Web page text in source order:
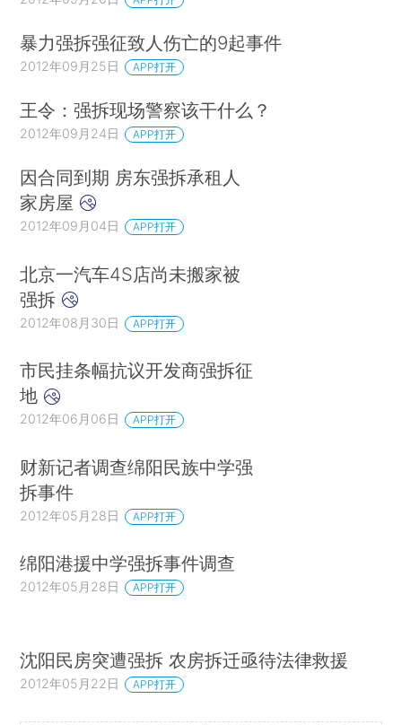
暴力强拆强征致人伤亡的9起事件
2012年09月25日 APP打开
王令：强拆现场警察该干什么？
2012年09月24日 APP打开
因合同到期 房东强拆承租人
家房屋
2012年09月04日 APP打开
北京一汽车4S店尚未搬家被
强拆
2012年08月30日 APP打开
市民挂条幅抗议开发商强拆征
地
2012年06月06日 APP打开
财新记者调查绵阳民族中学强
拆事件
2012年05月28日 APP打开
绵阳港援中学强拆事件调查
2012年05月28日 APP打开
沈阳民房突遭强拆 农房拆迁亟待法律救援
2012年05月22日 APP打开